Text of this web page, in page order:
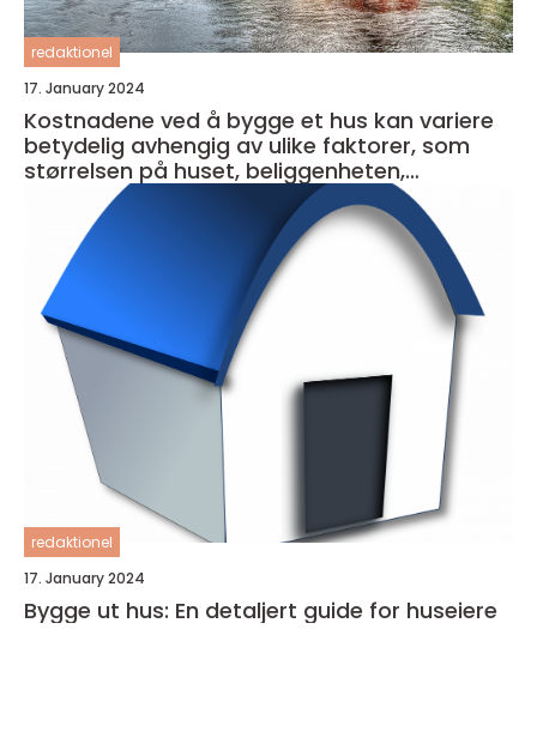
redaktionel
17. January 2024
Kostnadene ved å bygge et hus kan variere
betydelig avhengig av ulike faktorer, som
størrelsen på huset, beliggenheten,
materialkvaliteten og entreprenørens priser
redaktionel
17. January 2024
Bygge ut hus: En detaljert guide for huseiere